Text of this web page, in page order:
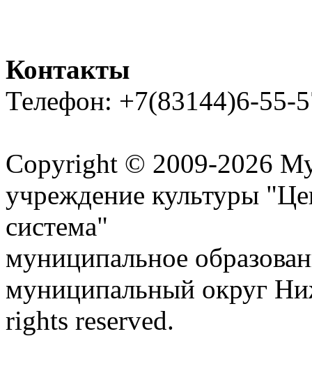
Контакты
Телефон: +7(83144)6-55-
Copyright © 2009-2026
учреждение культуры
система"
муниципальное
муниципальный округ
rights reserved.